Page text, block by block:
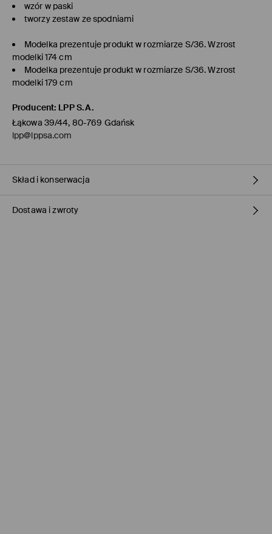
wzór w paski
tworzy zestaw ze spodniami
Modelka prezentuje produkt w rozmiarze S/36. Wzrost
modelki 174 cm
Modelka prezentuje produkt w rozmiarze S/36. Wzrost
modelki 179 cm
Producent: LPP S.A.
Łąkowa 39/44, 80-769 Gdańsk
lpp@lppsa.com
Skład i konserwacja
MATERIAŁ PIERWSZY
Dostawa i zwroty